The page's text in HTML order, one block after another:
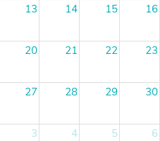
13 14 15 16
20 21 22 23
27 28 29 30
3 4 5 6